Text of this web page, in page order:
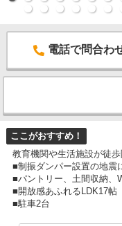
電話で問合わ
ここがおすすめ！
教育機関や生活施設が徒
■制振ダンパー設置の地震
■パントリー、土間収納、
■開放感あふれるLDK17帖
■駐車2台